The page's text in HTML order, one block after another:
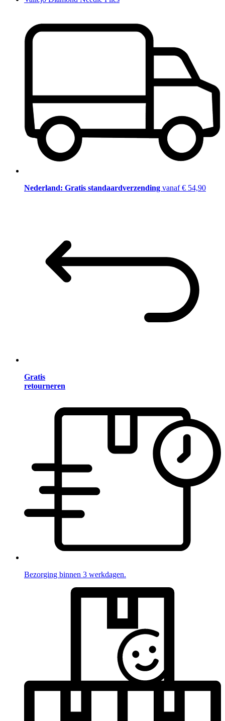
Nederland: Gratis standaardverzending vanaf € 54,90
Gratis
retourneren
Bezorging binnen 3 werkdagen.